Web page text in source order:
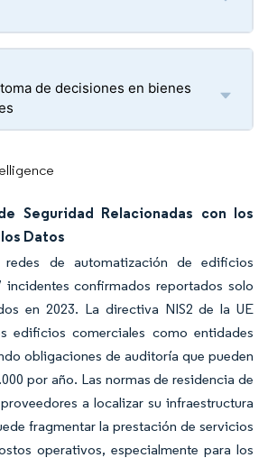
de decisiones en bienes
Seguridad Relacionadas con los
Datos
redes de automatización de edificios
incidentes confirmados reportados solo
en 2023. La directiva NIS2 de la UE
edificios comerciales como entidades
obligaciones de auditoría que pueden
por año. Las normas de residencia de
a localizar su infraestructura
fragmentar la prestación de servicios
operativos, especialmente para los